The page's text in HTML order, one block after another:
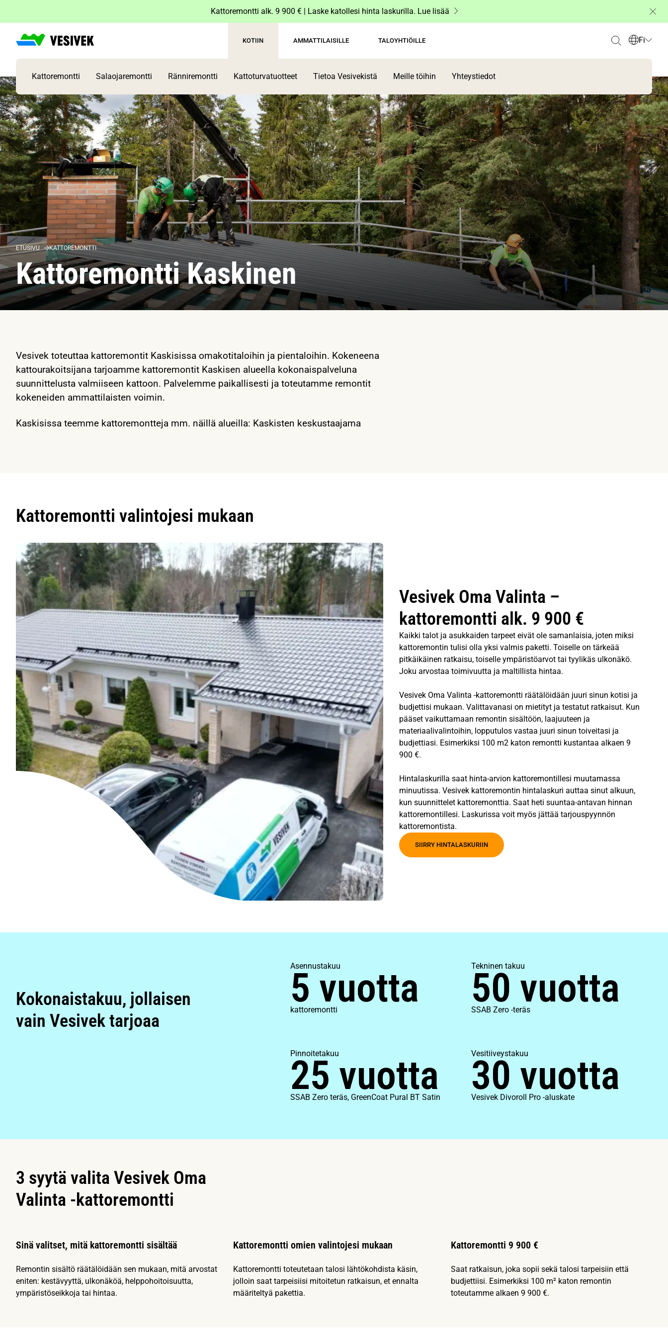
Kattoremontti alk. 9 900 € | Laske katollesi hinta laskurilla. Lue lisää
KOTIIN AMMATTILAISILLE TALOYHTIÖILLE Fi
Kattoremontti Salaojaremontti Ränniremontti Kattoturvatuotteet Tietoa Vesivekistä Meille töihin Yhteystiedot
ETUSIVU KATTOREMONTTI
Kattoremontti Kaskinen
Vesivek toteuttaa kattoremontit Kaskisissa omakotitaloihin ja pientaloihin. Kokeneena
kattourakoitsijana tarjoamme kattoremontit Kaskisen alueella kokonaispalveluna
suunnittelusta valmiiseen kattoon. Palvelemme paikallisesti ja toteutamme remontit
kokeneiden ammattilaisten voimin.
Kaskisissa teemme kattoremontteja mm. näillä alueilla: Kaskisten keskustaajama
Kattoremontti valintojesi mukaan
Vesivek Oma Valinta –
kattoremontti alk. 9 900 €
Kaikki talot ja asukkaiden tarpeet eivät ole samanlaisia, joten miksi
kattoremontin tulisi olla yksi valmis paketti. Toiselle on tärkeää
pitkäikäinen ratkaisu, toiselle ympäristöarvot tai tyylikäs ulkonäkö.
Joku arvostaa toimivuutta ja maltillista hintaa.
Vesivek Oma Valinta -kattoremontti räätälöidään juuri sinun kotisi ja
budjettisi mukaan. Valittavanasi on mietityt ja testatut ratkaisut. Kun
pääset vaikuttamaan remontin sisältöön, laajuuteen ja
materiaalivalintoihin, lopputulos vastaa juuri sinun toiveitasi ja
budjettiasi. Esimerkiksi 100 m2 katon remontti kustantaa alkaen 9
900 €.
Hintalaskurilla saat hinta-arvion kattoremontillesi muutamassa
minuutissa. Vesivek kattoremontin hintalaskuri auttaa sinut alkuun,
kun suunnittelet kattoremonttia. Saat heti suuntaa-antavan hinnan
kattoremontillesi. Laskurissa voit myös jättää tarjouspyynnön
kattoremontista.
SIIRRY HINTALASKURIIN
Kokonaistakuu, jollaisen
vain Vesivek tarjoaa
Asennustakuu
5 vuotta
kattoremontti
Tekninen takuu
50 vuotta
SSAB Zero -teräs
Pinnoitetakuu
25 vuotta
SSAB Zero teräs, GreenCoat Pural BT Satin
Vesitiiveystakuu
30 vuotta
Vesivek Divoroll Pro -aluskate
3 syytä valita Vesivek Oma
Valinta -kattoremontti
Sinä valitset, mitä kattoremontti sisältää
Remontin sisältö räätälöidään sen mukaan, mitä arvostat
eniten: kestävyyttä, ulkonäköä, helppohoitoisuutta,
ympäristöseikkoja tai hintaa.
Kattoremontti omien valintojesi mukaan
Kattoremontti toteutetaan talosi lähtökohdista käsin,
jolloin saat tarpeisiisi mitoitetun ratkaisun, et ennalta
määriteltyä pakettia.
Kattoremontti 9 900 €
Saat ratkaisun, joka sopii sekä talosi tarpeisiin että
budjettiisi. Esimerkiksi 100 m² katon remontin
toteutamme alkaen 9 900 €.